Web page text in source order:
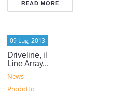
READ MORE
09 Lug, 2013
Driveline, il
Line Array...
News
Prodotto